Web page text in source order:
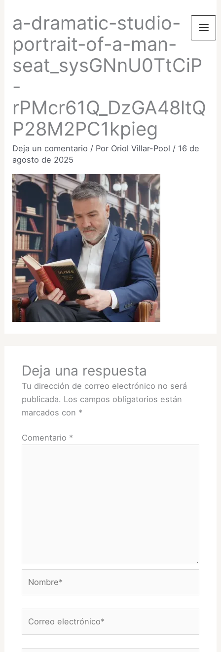
contenido
a-dramatic-studio-
portrait-of-a-man-
seat_sysGNnU0TtCiP
-
rPMcr61Q_DzGA48ltQ
P28M2PC1kpieg
Deja un comentario / Por Oriol Villar-Pool / 16 de
agosto de 2025
Deja una respuesta
Tu dirección de correo electrónico no será
publicada. Los campos obligatorios están
marcados con *
Comentario *
electrónico*